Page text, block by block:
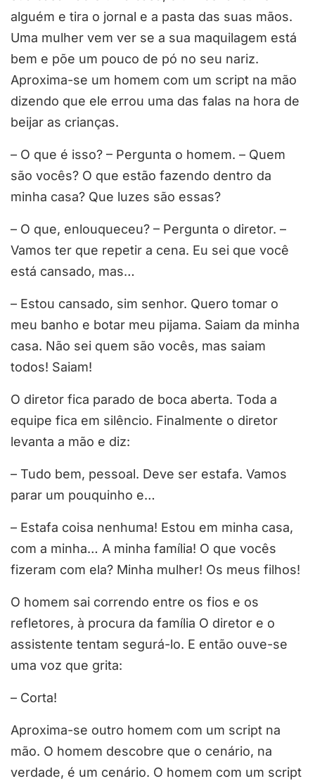
alguém e tira o jornal e a pasta das suas mãos.
Uma mulher vem ver se a sua maquilagem está
bem e põe um pouco de pó no seu nariz.
Aproxima-se um homem com um script na mão
dizendo que ele errou uma das falas na hora de
beijar as crianças.
– O que é isso? – Pergunta o homem. – Quem
são vocês? O que estão fazendo dentro da
minha casa? Que luzes são essas?
– O que, enlouqueceu? – Pergunta o diretor. –
Vamos ter que repetir a cena. Eu sei que você
está cansado, mas…
– Estou cansado, sim senhor. Quero tomar o
meu banho e botar meu pijama. Saiam da minha
casa. Não sei quem são vocês, mas saiam
todos! Saiam!
O diretor fica parado de boca aberta. Toda a
equipe fica em silêncio. Finalmente o diretor
levanta a mão e diz:
– Tudo bem, pessoal. Deve ser estafa. Vamos
parar um pouquinho e…
– Estafa coisa nenhuma! Estou em minha casa,
com a minha… A minha família! O que vocês
fizeram com ela? Minha mulher! Os meus filhos!
O homem sai correndo entre os fios e os
refletores, à procura da família O diretor e o
assistente tentam segurá-lo. E então ouve-se
uma voz que grita:
– Corta!
Aproxima-se outro homem com um script na
mão. O homem descobre que o cenário, na
verdade, é um cenário. O homem com um script